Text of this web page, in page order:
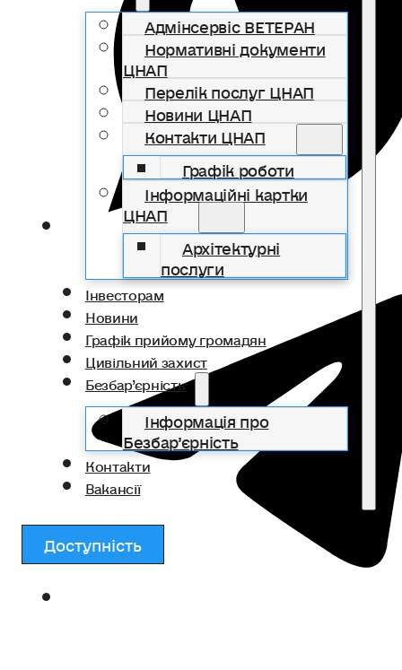
Адмінсервіс ВЕТЕРАН
Нормативні документи
ЦНАП
Перелік послуг ЦНАП
Новини ЦНАП
Контакти ЦНАП
Графік роботи
Інформаційні картки
ЦНАП
Архітектурні
послуги
Інвесторам
Новини
Графік прийому громадян
Цивільний захист
Безбар’єрність
Інформація про
Безбар’єрність
Контакти
Вакансії
Доступність